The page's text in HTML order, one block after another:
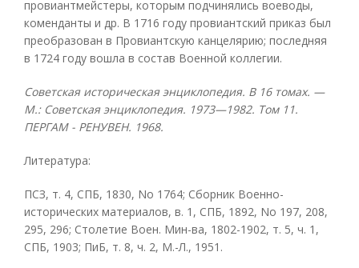
провиантмейстеры, которым подчинялись воеводы,
коменданты и др. В 1716 году провиантский приказ был
преобразован в Провиантскую канцелярию; последняя
в 1724 году вошла в состав Военной коллегии.
Советская историческая энциклопедия. В 16 томах. —
М.: Советская энциклопедия. 1973—1982. Том 11.
ПЕРГАМ - РЕНУВЕН. 1968.
Литература:
ПСЗ, т. 4, СПБ, 1830, No 1764; Сборник Военно-
исторических материалов, в. 1, СПБ, 1892, No 197, 208,
295, 296; Столетие Воен. Мин-ва, 1802-1902, т. 5, ч. 1,
СПБ, 1903; ПиБ, т. 8, ч. 2, М.-Л., 1951.